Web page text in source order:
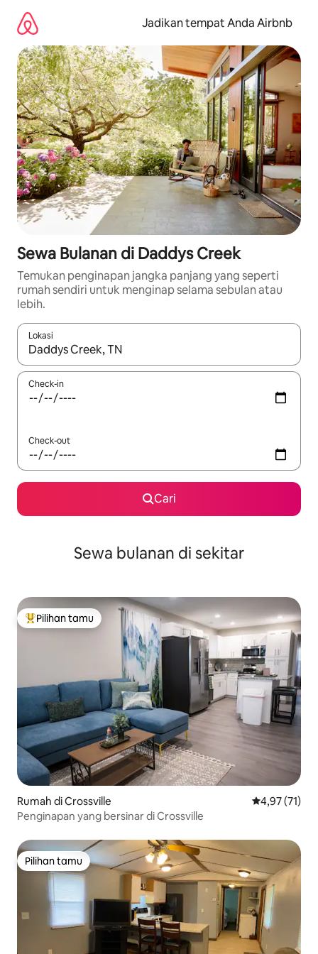
langsung
lihat
konten
Jadikan tempat Anda Airbnb
Sewa Bulanan di Daddys Creek
Temukan penginapan jangka panjang yang seperti
rumah sendiri untuk menginap selama sebulan atau
lebih.
Lokasi
Jika hasil yang dicari tersedia, telusuri dengan tombol panah
Check-in
Check-out
Cari
Sewa bulanan di sekitar
Pilihan tamu terpopuler
Pilihan tamu
Rumah di Crossville Nilai rata-
4,97 (71)
Penginapan yang bersinar di Crossville
Pilihan tamu
Pilihan tamu